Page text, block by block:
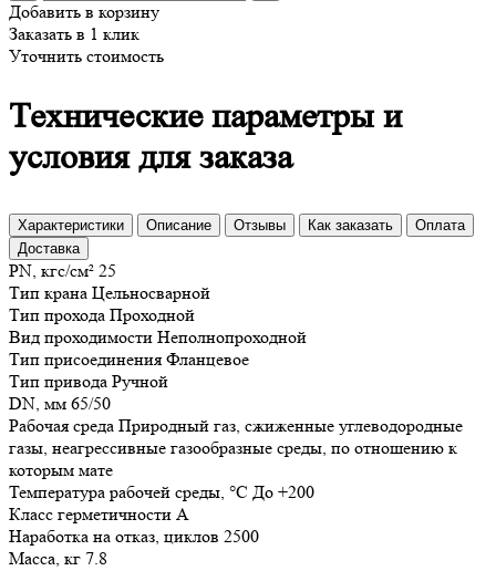
Добавить в корзину
Заказать в 1 клик
Уточнить стоимость
Технические параметры и
условия для заказа
Характеристики Описание Отзывы Как заказать
Оплата
Доставка
PN, кгс/см² 25
Тип крана Цельносварной
Тип прохода Проходной
Вид проходимости Неполнопроходной
Тип присоединения Фланцевое
Тип привода Ручной
DN, мм 65/50
Рабочая среда Природный газ, сжиженные углеводородные
газы, неагрессивные газообразные среды, по отношению к
которым мате
Температура рабочей среды, °С До +200
Класс герметичности А
Наработка на отказ, циклов 2500
Масса, кг 7.8